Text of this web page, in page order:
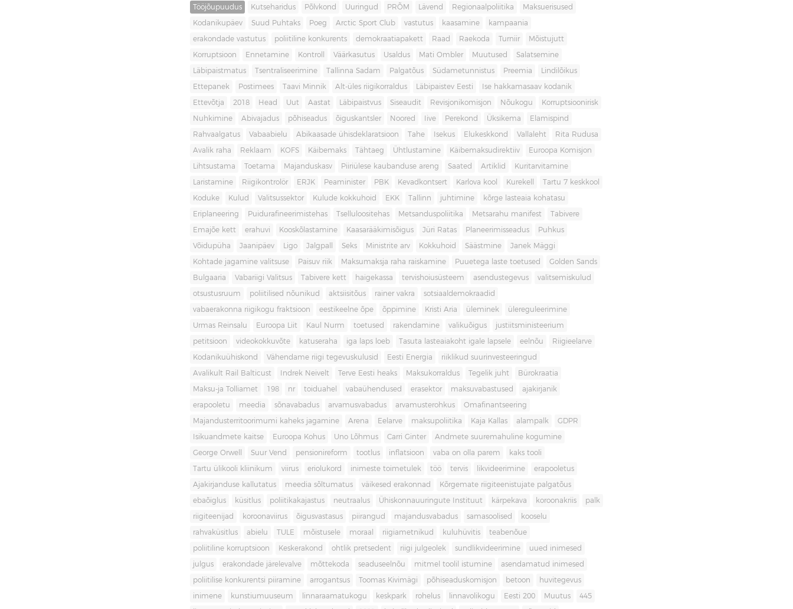
Tööjõupuudus Kutseharidus Põlvkond Uuringud PRÕM Lävend Regionaalpoliitika Maksuerisused
Kodanikupäev Suud Puhtaks Poeg Arctic Sport Club vastutus kaasamine kampaania
erakondade vastutus poliitiline konkurents demokraatiapakett Raad Raekoda Turniir Mõistujutt
Korruptsioon Ennetamine Kontroll Väärkasutus Usaldus Mati Ombler Muutused Salatsemine
Läbipaistmatus Tsentraliseerimine Tallinna Sadam Palgatõus Südametunnistus Preemia Lindilõikus
Ettepanek Postimees Taavi Minnik Alt-üles riigikorraldus Läbipaistev Eesti Ise hakkamasaav kodanik
Ettevõtja 2018 Head Uut Aastat Läbipaistvus Siseaudit Revisjonikomisjon Nõukogu Korruptsioonirisk
Nuhkimine Abivajadus põhiseadus õiguskantsler Noored Iive Perekond Üksikema Elamispind
Rahvaalgatus Vabaabielu Abikaasade ühisdeklaratsioon Tahe Isekus Elukeskkond Vallaleht Rita Rudusa
Avalik raha Reklaam KOFS Käibemaks Tähtaeg Ühtlustamine Käibemaksudirektiiv Euroopa Komisjon
Lihtsustama Toetama Majanduskasv Piiriülese kaubanduse areng Saated Artiklid Kuritarvitamine
Laristamine Riigikontrolör ERJK Peaminister PBK Kevadkontsert Karlova kool Kurekell Tartu 7 keskkool
Koduke Kulud Valitsussektor Kulude kokkuhoid EKK Tallinn juhtimine kõrge lasteaia kohatasu
Eriplaneering Puidurafineerimistehas Tselluloositehas Metsanduspoliitika Metsarahu manifest Tabivere
Emajõe kett erahuvi Kooskõlastamine Kaasarääkimisõigus Jüri Ratas Planeerimisseadus Puhkus
Võidupüha Jaanipäev Ligo Jalgpall Seks Ministrite arv Kokkuhoid Säästmine Janek Mäggi
Kohtade jagamine valitsuse Paisuv riik Maksumaksja raha raiskamine Puuetega laste toetused Golden Sands
Bulgaaria Vabariigi Valitsus Tabivere kett haigekassa tervishoiusüsteem asendustegevus valitsemiskulud
otsustusruum poliitilised nõunikud aktsiisitõus rainer vakra sotsiaaldemokraadid
vabaerakonna riigikogu fraktsioon eestikeelne õpe õppimine Kristi Aria üleminek ülereguleerimine
Urmas Reinsalu Euroopa Liit Kaul Nurm toetused rakendamine valikuõigus justiitsministeerium
petitsioon videokokkuvõte katuseraha iga laps loeb Tasuta lasteaiakoht igale lapsele eelnõu Riigieelarve
Kodanikuühiskond Vähendame riigi tegevuskulusid Eesti Energia riiklikud suurinvesteeringud
Avalikult Rail Balticust Indrek Neivelt Terve Eesti heaks Maksukorraldus Tegelik juht Bürokraatia
Maksu-ja Tolliamet 198 nr toiduahel vabaühendused erasektor maksuvabastused ajakirjanik
erapooletu meedia sõnavabadus arvamusvabadus arvamusterohkus Omafinantseering
Majandusterritoorimumi kaheks jagamine Arena Eelarve maksupoliitika Kaja Kallas alampalk GDPR
Isikuandmete kaitse Euroopa Kohus Uno Lõhmus Carri Ginter Andmete suuremahuline kogumine
George Orwell Suur Vend pensionireform tootlus inflatsioon vaba on olla parem kaks tooli
Tartu ülikooli kliinikum viirus eriolukord inimeste toimetulek töö tervis likvideerimine erapooletus
Ajakirjanduse kallutatus meedia sõltumatus väikesed erakonnad Kõrgemate riigiteenistujate palgatõus
ebaõiglus küsitlus poliitikakajastus neutraalus Ühiskonnauuringute Instituut kärpekava koroonakriis palk
riigiteenijad koroonaviirus õigusvastasus piirangud majandusvabadus samasoolised kooselu
rahvaküsitlus abielu TULE mõistusele moraal riigiametnikud kuluhüvitis teabenõue
poliitiline korruptsioon Keskerakond ohtlik pretsedent riigi julgeolek sundlikvideerimine uued inimesed
julgus erakondade järelevalve mõttekoda seaduseelnõu mitmel toolil istumine asendamatud inimesed
poliitilise konkurentsi piiramine arrogantsus Toomas Kivimägi põhiseaduskomisjon betoon huvitegevus
inimene kunstiumuuseum linnaraamatukogu keskpark rohelus linnavolikogu Eesti 200 Muutus 445